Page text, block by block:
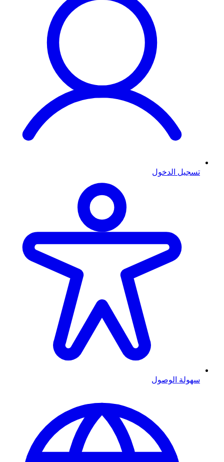
تسجيل الدخول
سهولة الوصول